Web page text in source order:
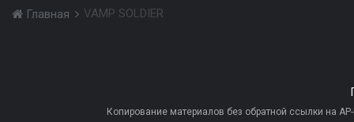
Главная VAMP SOLDIER
Копирование материалов без обратной ссылки на